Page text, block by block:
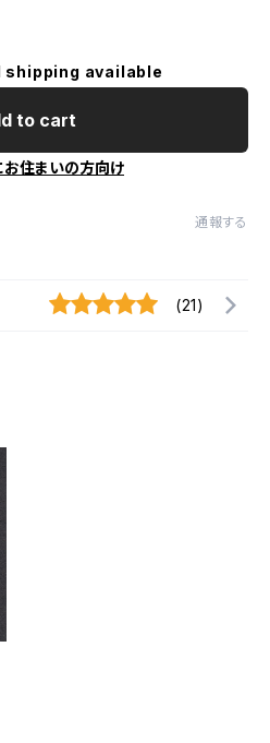
available
to cart
お住まいの方向け
通報する
(21)